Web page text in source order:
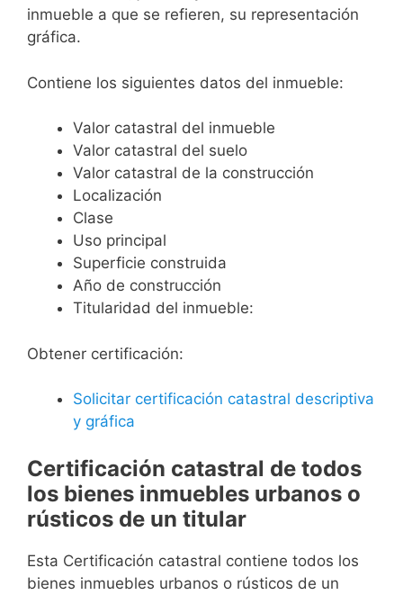
inmueble a que se refieren, su representación
gráfica.
Contiene los siguientes datos del inmueble:
Valor catastral del inmueble
Valor catastral del suelo
Valor catastral de la construcción
Localización
Clase
Uso principal
Superficie construida
Año de construcción
Titularidad del inmueble:
Obtener certificación:
Solicitar certificación catastral descriptiva
y gráfica
Certificación catastral de todos
los bienes inmuebles urbanos o
rústicos de un titular
Esta Certificación catastral contiene todos los
bienes inmuebles urbanos o rústicos de un